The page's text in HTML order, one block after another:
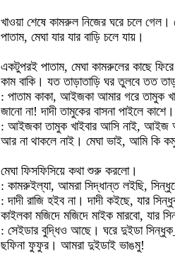
খাওয়া শেষে কামরুল নিজের ঘরে চলে গেল।
পাতাম, মেঘা যার যার বাড়ি চলে যায়।
একটুপরই পাতাম, মেঘা কামরুলের কাছে
কাম বাকি। যত তাড়াতাড়ি ঘর তুলবে তত
: পাতাম কাকা, আইজকা আমার গরে তামুক
জানো না! দাদী তামুকের বাসনা পাইলে
: আইজকা তামুক খাইবার আসি নাই, আইজ
আর না থাকলে নাই। মেঘা ভাই, আমি কি
মেঘা ফিসফিসিয়ে কথা শুরু করলো।
: কামরুইল্যা, আমরা সিদ্ধান্ত লইছি,
: দাদী রাজি হইব না। দাদী কইছে, যার
কাইলকা মজিদে মজিদে মাইক মারবো, যার
: সেইডার বুদ্ধিও আছে। ঘরে দুইডা
ছফিনা ফুফুর। আমরা দুইডাই ভাঙমু!